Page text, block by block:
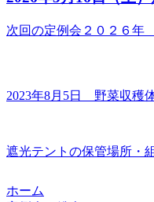
次回の定例会２０２６年
2023年8月5日 野菜収穫
遮光テントの保管場所・
ホーム